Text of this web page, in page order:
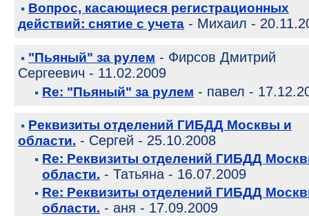
Вопрос, касающиеся регистрационных
действий: снятие c учета - Михаил -
"Пьяный" за рулем - Фирсов Дмитрий
Сергеевич - 11.02.2009
Re: "Пьяный" за рулем - павел -
Реквизиты отделений ГИБДД Москвы и
области. - Сергей - 25.10.2008
Re: Реквизиты отделений ГИБДД
области. - Татьяна - 16.07.2009
Re: Реквизиты отделений ГИБДД
области. - аня - 17.09.2009